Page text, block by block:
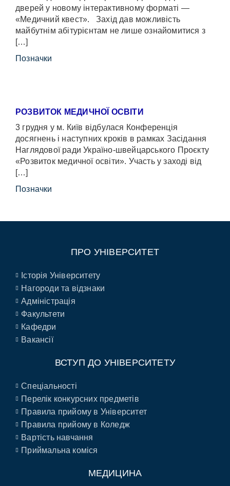
дверей у новому інтерактивному форматі —
«Медичний квест». Захід дав можливість
майбутнім абітурієнтам не лише ознайомитися з
[…]
Позначки
РОЗВИТОК МЕДИЧНОЇ ОСВІТИ
3 грудня у м. Київ відбулася Конференція
досягнень і наступних кроків в рамках Засідання
Наглядової ради Україно-швейцарського Проєкту
«Розвиток медичної освіти». Участь у заході від
[…]
Позначки
ПРО УНІВЕРСИТЕТ
Історія Університету
Нагороди та відзнаки
Адміністрація
Факультети
Кафедри
Вакансії
ВСТУП ДО УНІВЕРСИТЕТУ
Спеціальності
Перелік конкурсних предметів
Правила прийому в Університет
Правила прийому в Коледж
Вартість навчання
Приймальна коміся
МЕДИЦИНА